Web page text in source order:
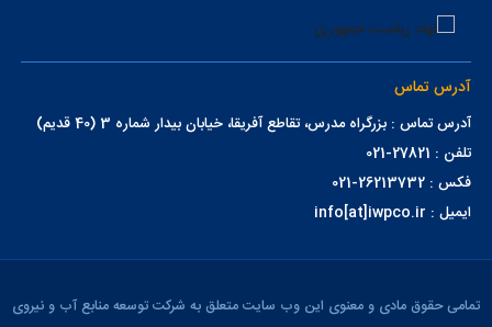
آدرس تماس
آدرس تماس : بزرگراه مدرس، تقاطع آفریقا، خیابان بیدار شماره 3 (40 قدیم)
تلفن : 27821-021
فکس : 26213732-021
ایمیل : info[at]iwpco.ir
تمامی حقوق مادی و معنوی این وب سایت متعلق به شرکت توسعه منابع آب و نیروی